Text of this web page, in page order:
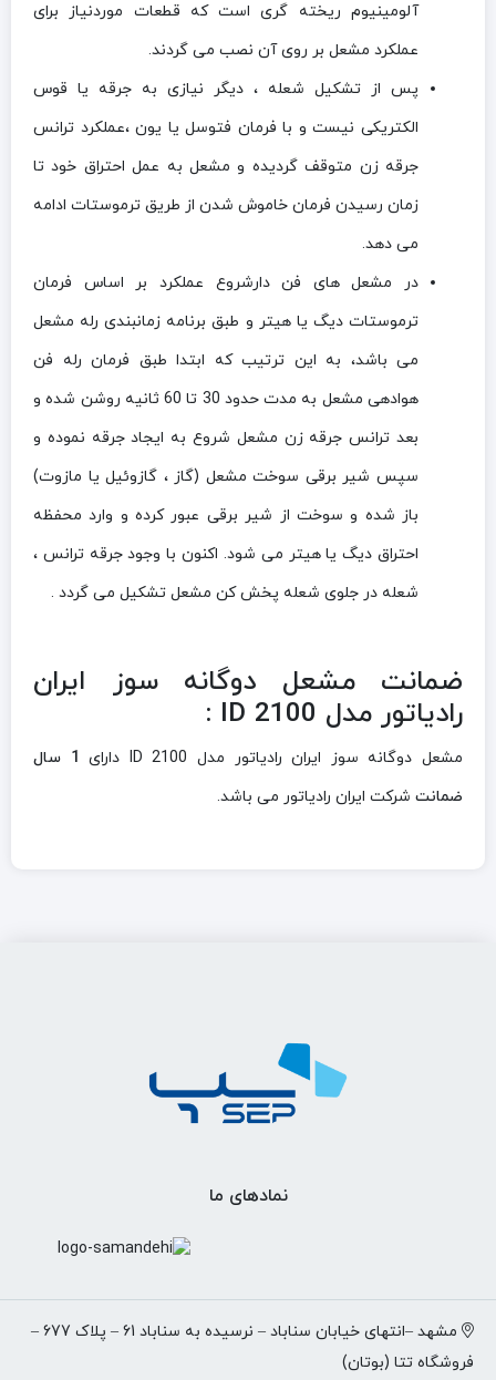
آلومینیوم ریخته گری است که قطعات موردنیاز برای
عملکرد مشعل بر روی آن نصب می گردند.
پس از تشکیل شعله ، دیگر نیازی به جرقه یا قوس
الکتریکی نیست و با فرمان فتوسل یا یون ،عملکرد ترانس
جرقه زن متوقف گردیده و مشعل به عمل احتراق خود تا
زمان رسیدن فرمان خاموش شدن از طریق ترموستات ادامه
می دهد.
در مشعل های فن دارشروع عملکرد بر اساس فرمان
ترموستات دیگ یا هیتر و طبق برنامه زمانبندی رله مشعل
می باشد، به این ترتیب که ابتدا طبق فرمان رله فن
هوادهی مشعل به مدت حدود 30 تا 60 ثانیه روشن شده و
بعد ترانس جرقه زن مشعل شروع به ایجاد جرقه نموده و
سپس شیر برقی سوخت مشعل (گاز ، گازوئیل یا مازوت)
باز شده و سوخت از شیر برقی عبور کرده و وارد محفظه
احتراق دیگ یا هیتر می شود. اکنون با وجود جرقه ترانس ،
شعله در جلوی شعله پخش کن مشعل تشکیل می گردد .
ضمانت مشعل دوگانه سوز ایران
رادیاتور مدل ID 2100 :
مشعل دوگانه سوز ایران رادیاتور مدل ID 2100 دارای
1 سال
ضمانت شرکت ایران رادیاتور می باشد.
نمادهای ما
مشهد –انتهای خیابان سناباد – نرسیده به سناباد 61 – پلاک 677 –
فروشگاه تتا (بوتان)